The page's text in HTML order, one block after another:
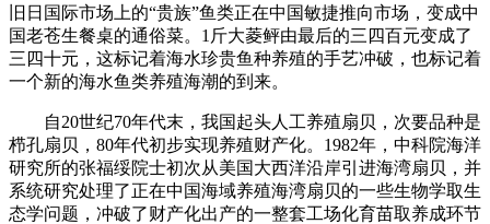
旧日国际市场上的“贵族”鱼类正在中国敏捷推向市场，变成中
国老苍生餐桌的通俗菜。1斤大菱鲆由最后的三四百元变成了
三四十元，这标记着海水珍贵鱼种养殖的手艺冲破，也标记着
一个新的海水鱼类养殖海潮的到来。
自20世纪70年代末，我国起头人工养殖扇贝，次要品种是
栉孔扇贝，80年代初步实现养殖财产化。1982年，中科院海洋
研究所的张福绥院士初次从美国大西洋沿岸引进海湾扇贝，并
系统研究处理了正在中国海域养殖海湾扇贝的一些生物学取生
态学问题，冲破了财产化出产的一整套工场化育苗取养成环节